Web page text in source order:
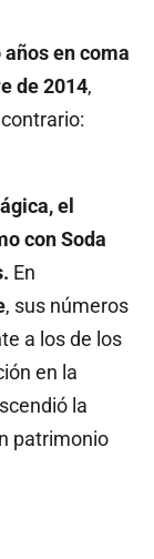
en coma
de 2014,
el
con Soda
En
, sus números
a los de los
en la
la
patrimonio